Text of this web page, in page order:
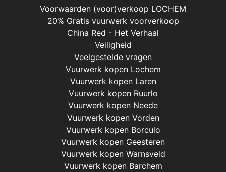
Voorwaarden (voor)verkoop LOCHEM
20% Gratis vuurwerk voorverkoop
China Red - Het Verhaal
Veiligheid
Veelgestelde vragen
Vuurwerk kopen Lochem
Vuurwerk kopen Laren
Vuurwerk kopen Ruurlo
Vuurwerk kopen Neede
Vuurwerk kopen Vorden
Vuurwerk kopen Borculo
Vuurwerk kopen Geesteren
Vuurwerk kopen Warnsveld
Vuurwerk kopen Barchem